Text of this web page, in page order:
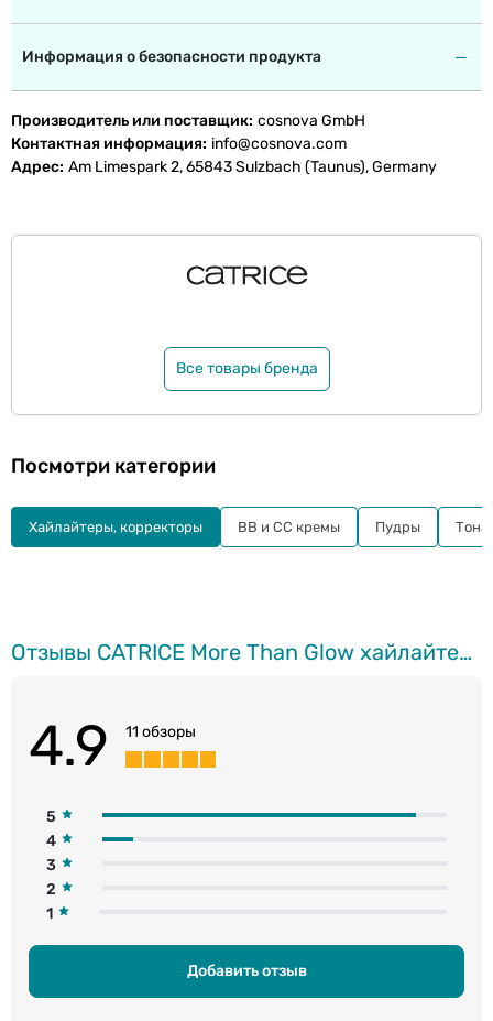
Информация о безопасности продукта
Производитель или поставщик cosnova GmbH
Контактная информация info@cosnova.com
Адрес Am Limespark 2, 65843 Sulzbach (Taunus), Germany
Все товары бренда
Отзывы CATRICE More Than Glow хайлайтер, 010 Ultimate Platinum Glaze, 5.9г
4.9 11 обзоры
5
4
3
2
1
Добавить отзыв
Посмотри категории
Хайлайтеры, корректоры BB и СС кремы Пудры